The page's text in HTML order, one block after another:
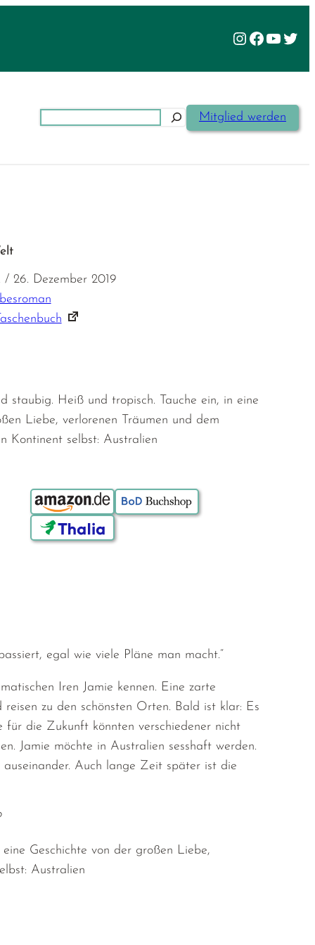
Instagram
Facebook
Mitglied werden
26. Dezember 2019
staubig. Heiß und tropisch. Tauche ein, in eine
Liebe, verlorenen Träumen und dem
Kontinent selbst: Australien
Bestellen über:
egal wie viele Pläne man macht.“
Iren Jamie kennen. Eine zarte
zu den schönsten Orten. Bald ist klar: Es
die Zukunft könnten verschiedener nicht
Jamie möchte in Australien sesshaft werden.
auseinander. Auch lange Zeit später ist die
Geschichte von der großen Liebe,
Australien